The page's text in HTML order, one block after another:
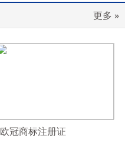
更多 »
欧冠商标注册证